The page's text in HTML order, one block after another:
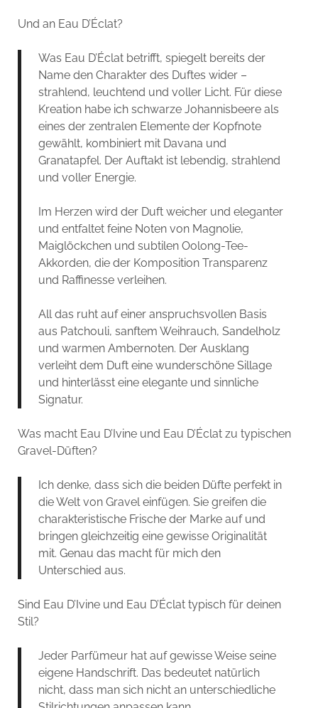
Und an Eau D’Éclat?
Was Eau D’Éclat betrifft, spiegelt bereits der
Name den Charakter des Duftes wider –
strahlend, leuchtend und voller Licht. Für diese
Kreation habe ich schwarze Johannisbeere als
eines der zentralen Elemente der Kopfnote
gewählt, kombiniert mit Davana und
Granatapfel. Der Auftakt ist lebendig, strahlend
und voller Energie.
Im Herzen wird der Duft weicher und eleganter
und entfaltet feine Noten von Magnolie,
Maiglöckchen und subtilen Oolong-Tee-
Akkorden, die der Komposition Transparenz
und Raffinesse verleihen.
All das ruht auf einer anspruchsvollen Basis
aus Patchouli, sanftem Weihrauch, Sandelholz
und warmen Ambernoten. Der Ausklang
verleiht dem Duft eine wunderschöne Sillage
und hinterlässt eine elegante und sinnliche
Signatur.
Was macht Eau D’Ivine und Eau D’Éclat zu typischen
Gravel-Düften?
Ich denke, dass sich die beiden Düfte perfekt in
die Welt von Gravel einfügen. Sie greifen die
charakteristische Frische der Marke auf und
bringen gleichzeitig eine gewisse Originalität
mit. Genau das macht für mich den
Unterschied aus.
Sind Eau D’Ivine und Eau D’Éclat typisch für deinen
Stil?
Jeder Parfümeur hat auf gewisse Weise seine
eigene Handschrift. Das bedeutet natürlich
nicht, dass man sich nicht an unterschiedliche